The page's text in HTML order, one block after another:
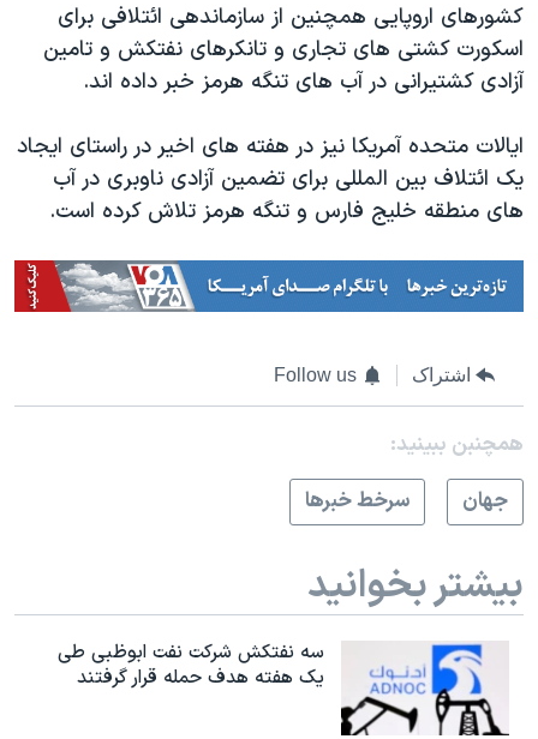
کشورهای اروپایی همچنین از سازماندهی ائتلافی برای
اسکورت کشتی های تجاری و تانکرهای نفتکش و تامین
آزادی کشتیرانی در آب های تنگه هرمز خبر داده اند.
ایالات متحده آمریکا نیز در هفته های اخیر در راستای ایجاد
یک ائتلاف بین المللی برای تضمین آزادی ناوبری در آب
های منطقه خلیج فارس و تنگه هرمز تلاش کرده است.
اشتراک Follow us
همچنبن ببینید:
جهان
سرخط خبرها
بیشتر بخوانید
سه نفتکش شرکت نفت ابوظبی طی
یک هفته هدف حمله قرار گرفتند